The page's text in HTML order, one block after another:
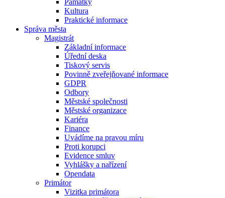
Památky
Kultura
Praktické informace
Správa města
Magistrát
Základní informace
Úřední deska
Tiskový servis
Povinně zveřejňované informace
GDPR
Odbory
Městské společnosti
Městské organizace
Kariéra
Finance
Uvádíme na pravou míru
Proti korupci
Evidence smluv
Vyhlášky a nařízení
Opendata
Primátor
Vizitka primátora